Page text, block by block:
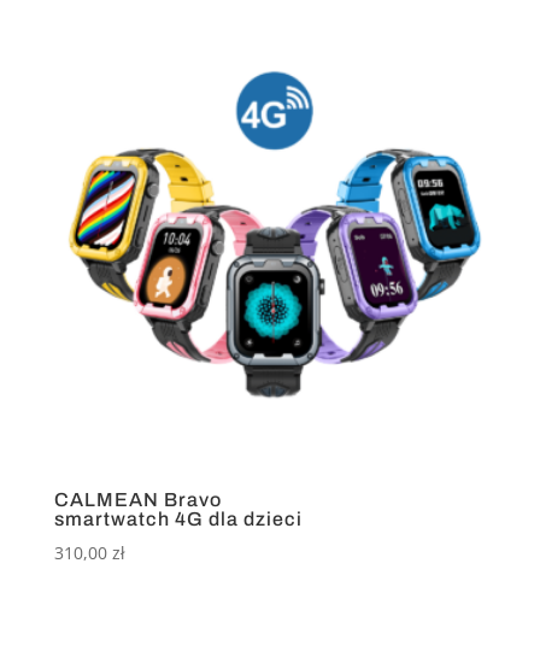
CALMEAN Bravo
smartwatch 4G dla dzieci
310,00 zł